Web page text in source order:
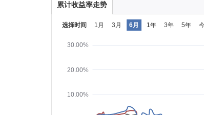
累计收益率走势
选择时间 1月 3月 6月 1年 3年 5年
10.00%
20.00%
30.00%